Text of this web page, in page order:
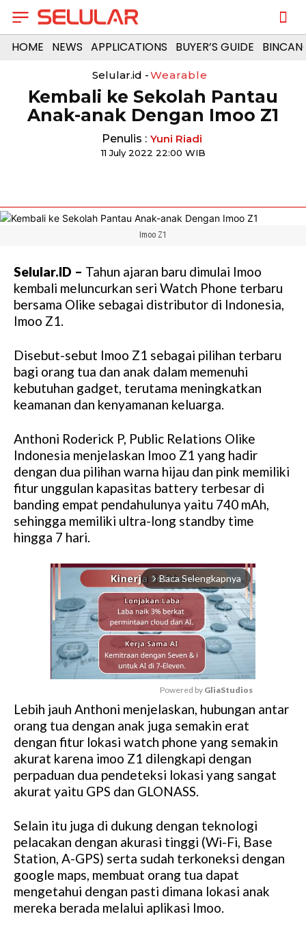
HOME NEWS APPLICATIONS BUYER’S GUIDE
Selular.id -Wearable
Kembali ke Sekolah Pantau
Anak-anak Dengan Imoo Z1
Penulis : Yuni Riadi
11 July 2022 22:00 WIB
Imoo Z1
Selular.ID – Tahun ajaran baru dimulai Imoo
kembali meluncurkan seri Watch Phone terbaru
bersama Olike sebagai distributor di Indonesia,
Imoo Z1.
Disebut-sebut Imoo Z1 sebagai pilihan terbaru
bagi orang tua dan anak dalam memenuhi
kebutuhan gadget, terutama meningkatkan
keamanan dan kenyamanan keluarga.
Anthoni Roderick P, Public Relations Olike
Indonesia menjelaskan Imoo Z1 yang hadir
dengan dua pilihan warna hijau dan pink memiliki
fitur unggulan kapasitas battery terbesar di
banding empat pendahulunya yaitu 740 mAh,
sehingga memiliki ultra-long standby time
hingga 7 hari.
arrow_forward_ios Baca Selengkapnya
M
u
t
e
Powered by GliaStudios
Lebih jauh Anthoni menjelaskan, hubungan antar
orang tua dengan anak juga semakin erat
dengan fitur lokasi watch phone yang semakin
akurat karena imoo Z1 dilengkapi dengan
perpaduan dua pendeteksi lokasi yang sangat
akurat yaitu GPS dan GLONASS.
Selain itu juga di dukung dengan teknologi
pelacakan dengan akurasi tinggi (Wi-Fi, Base
Station, A-GPS) serta sudah terkoneksi dengan
google maps, membuat orang tua dapat
mengetahui dengan pasti dimana lokasi anak
mereka berada melalui aplikasi Imoo.